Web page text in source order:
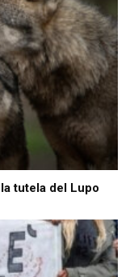
tutela del Lupo